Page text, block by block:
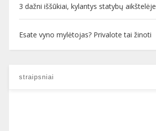
3 dažni iššūkiai, kylantys statybų aikštelėje
Esate vyno mylėtojas? Privalote tai žinoti
straipsniai